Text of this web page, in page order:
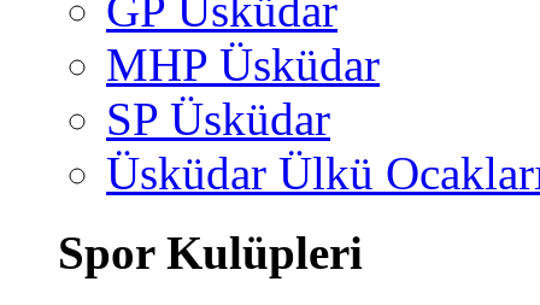
GP Üsküdar
MHP Üsküdar
SP Üsküdar
Üsküdar Ülkü
Spor Kulüpleri